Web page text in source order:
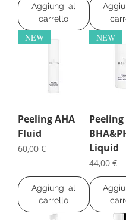
Aggiungi al
carrello
NEW
Peeling AHA
Fluid
Prezzo
60,00 €
Aggiungi al
carrello
NEW
Peeling
Liquid
Prezzo
44,00 €